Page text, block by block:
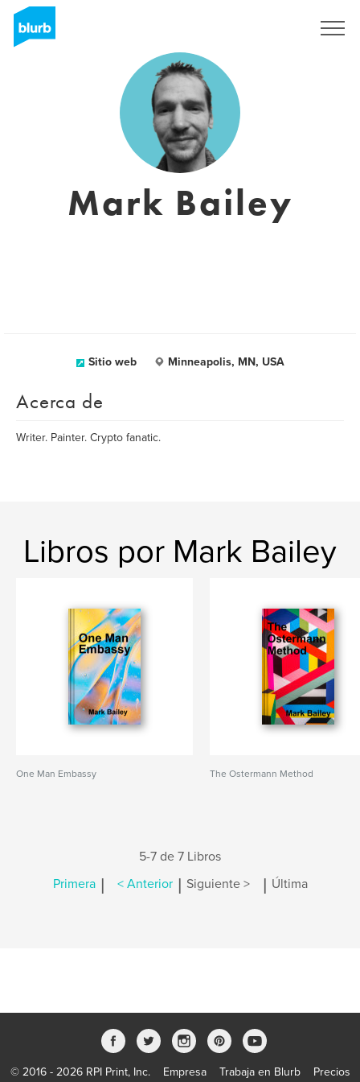
Mark Bailey
Sitio web Minneapolis, MN, USA
Acerca de
Writer. Painter. Crypto fanatic.
Libros por Mark Bailey
One Man Embassy The Ostermann Method
5-7 de 7 Libros
Primera | < Anterior | Siguiente > | Última
© 2016 - 2026 RPI Print, Inc. Empresa Trabaja en Blurb Precios